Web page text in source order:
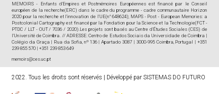
MEMOIRS - Enfants d'Empires et Postmémoires Européennes est financé par le Conseil
européen de la recherche(ERC) dans le cadre du programme - cadre communautaire Horizon
2020 pour la recherche et l'innovation de l'UE(n° 648624); MAPS - Post - European Memories: a
Postcolonial Cartography est financé par la Fondation pour la Science et la Technologie(FCT -
PTDC / LLT - OUT / 7036 / 2020).Les projets sont basés au Centre d'Études Sociales (CES) de
l'Université de Coimbra. // ADRESSE: Centro de Estudos Sociais da Universidade de Coimbra |
Colégio da Graça | Rua da Sofia, nº 136 | Apartado 3087 | 3000-995 Coimbra, Portugal | +351
239 855 570 | +351 239 853 649
memoirs@ces.uc.pt
2022. Tous les droits sont réservés | Développé par SISTEMAS DO FUTURO